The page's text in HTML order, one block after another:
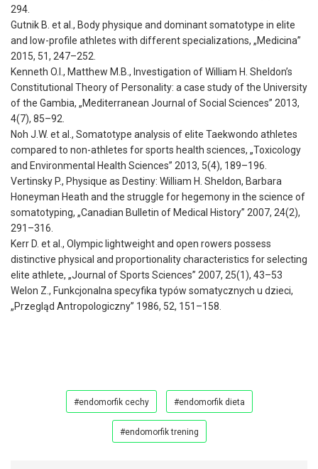
294.
Gutnik B. et al., Body physique and dominant somatotype in elite
and low-profile athletes with different specializations, „Medicina”
2015, 51, 247–252.
Kenneth O.I., Matthew M.B., Investigation of William H. Sheldon’s
Constitutional Theory of Personality: a case study of the University
of the Gambia, „Mediterranean Journal of Social Sciences” 2013,
4(7), 85–92.
Noh J.W. et al., Somatotype analysis of elite Taekwondo athletes
compared to non-athletes for sports health sciences, „Toxicology
and Environmental Health Sciences” 2013, 5(4), 189–196.
Vertinsky P., Physique as Destiny: William H. Sheldon, Barbara
Honeyman Heath and the struggle for hegemony in the science of
somatotyping, „Canadian Bulletin of Medical History” 2007, 24(2),
291–316.
Kerr D. et al., Olympic lightweight and open rowers possess
distinctive physical and proportionality characteristics for selecting
elite athlete, „Journal of Sports Sciences” 2007, 25(1), 43–53
Welon Z., Funkcjonalna specyfika typów somatycznych u dzieci,
„Przegląd Antropologiczny” 1986, 52, 151–158.
#endomorfik cechy #endomorfik dieta
#endomorfik trening